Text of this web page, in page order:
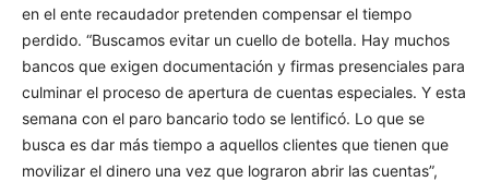
en el ente recaudador pretenden compensar el tiempo
perdido. “Buscamos evitar un cuello de botella. Hay muchos
bancos que exigen documentación y firmas presenciales para
culminar el proceso de apertura de cuentas especiales. Y esta
semana con el paro bancario todo se lentificó. Lo que se
busca es dar más tiempo a aquellos clientes que tienen que
movilizar el dinero una vez que lograron abrir las cuentas”,